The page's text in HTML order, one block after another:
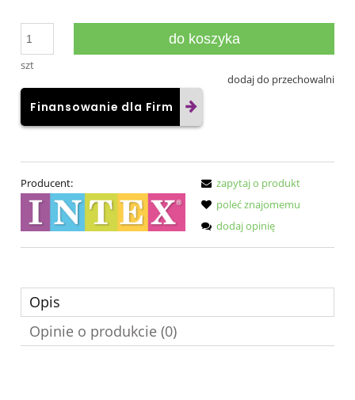
szt
do koszyka
dodaj do przechowalni
Finansowanie dla Firm
Producent:
zapytaj o produkt
poleć znajomemu
dodaj opinię
Opis
Opinie o produkcie (0)